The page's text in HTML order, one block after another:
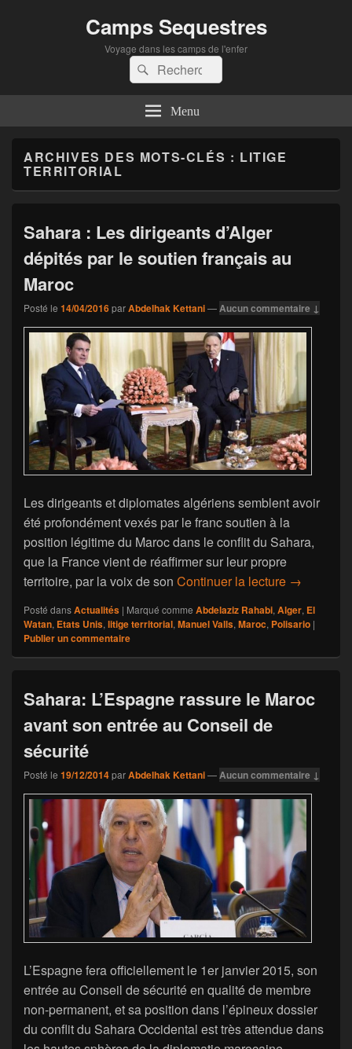
Camps Sequestres
Voyage dans les camps de l'enfer
Recherche :
Rechercher
Menu
ARCHIVES DES MOTS-CLÉS : LITIGE
TERRITORIAL
Sahara : Les dirigeants d’Alger
dépités par le soutien français au
Maroc
Posté le 14/04/2016parAbdelhak Kettani—Aucun commentaire ↓
Les dirigeants et diplomates algériens semblent avoir
été profondément vexés par le franc soutien à la
position légitime du Maroc dans le conflit du Sahara,
que la France vient de réaffirmer sur leur propre
territoire, par la voix de son Continuer la lecture Sahara :
→
Posté dansActualités | Marqué comme Abdelaziz Rahabi,Alger, El
Watan, Etats Unis,litige territorial,Manuel Valls,Maroc, Polisario |
Publier un commentaire
Sahara: L’Espagne rassure le Maroc
avant son entrée au Conseil de
sécurité
Posté le 19/12/2014parAbdelhak Kettani—Aucun commentaire ↓
L’Espagne fera officiellement le 1er janvier 2015, son
entrée au Conseil de sécurité en qualité de membre
non-permanent, et sa position dans l’épineux dossier
du conflit du Sahara Occidental est très attendue dans